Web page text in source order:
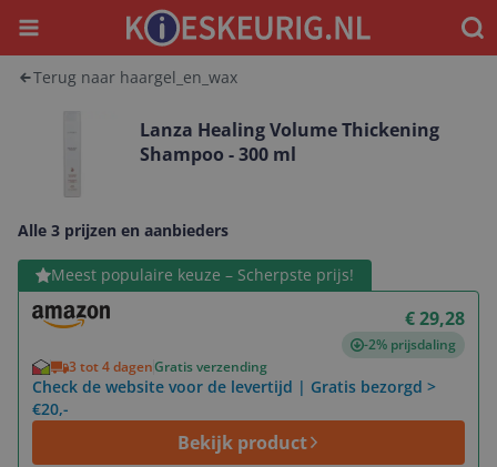
Menu
Terug naar haargel_en_wax
Lanza Healing Volume Thickening
Shampoo - 300 ml
Alle 3 prijzen en aanbieders
Meest populaire keuze – Scherpste prijs!
€ 29,28
-2% prijsdaling
3 tot 4 dagenGratis verzending
Check de website voor de levertijd | Gratis bezorgd >
€20,-
Bekijk product
Bekijk product